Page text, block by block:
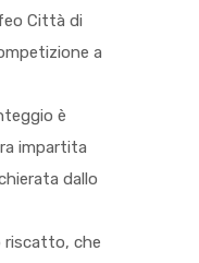
Città di
a
è
impartita
dallo
riscatto, che